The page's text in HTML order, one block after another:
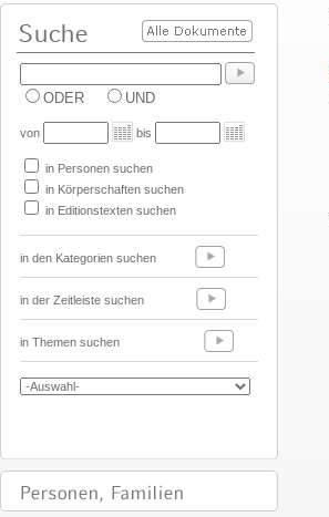
ODER UND
von bis
in Personen suchen
in Körperschaften suchen
in Editionstexten suchen
in den Kategorien suchen
in der Zeitleiste suchen
in Themen suchen